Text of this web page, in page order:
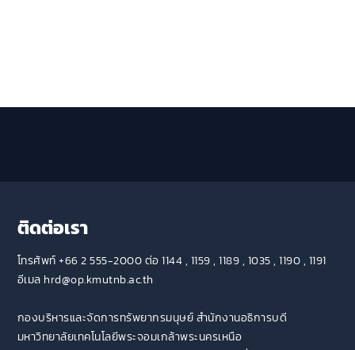
ติดต่อเรา
โทรศัพท์ +66 2 555-2000 ต่อ 1144 , 1159 , 1189 , 1035 , 1190 , 1191
อีเมล hrd@op.kmutnb.ac.th
กองบริหารและจัดการทรัพยากรมนุษย์ สำนักงานอธิการบดี
มหาวิทยาลัยเทคโนโลยีพระจอมเกล้าพระนครเหนือ